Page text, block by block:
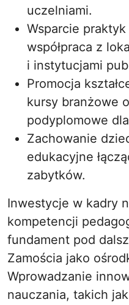
uczelniami.
Wsparcie
współpraca z
i instytucjami
Promocja
kursy branżowe
podyplomowe
Zachowanie
edukacyjne
zabytków.
Inwestycje w kadry
kompetencji
fundament pod
Zamościa jako
Wprowadzanie
nauczania, takich